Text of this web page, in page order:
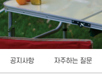
공지사항 자주하는 질문